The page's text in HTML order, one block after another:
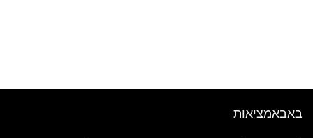
באבאמציאות